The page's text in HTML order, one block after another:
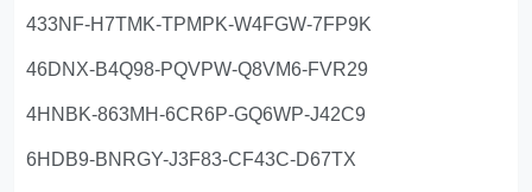
433NF-H7TMK-TPMPK-W4FGW-7FP9K
46DNX-B4Q98-PQVPW-Q8VM6-FVR29
4HNBK-863MH-6CR6P-GQ6WP-J42C9
6HDB9-BNRGY-J3F83-CF43C-D67TX